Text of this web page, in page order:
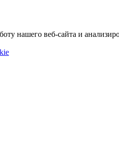
нашего веб-сайта и